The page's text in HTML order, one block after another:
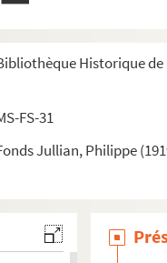
Historique de
FS-31
Jullian, Philippe
: un prince 1900
: l'art fin-de-siècle